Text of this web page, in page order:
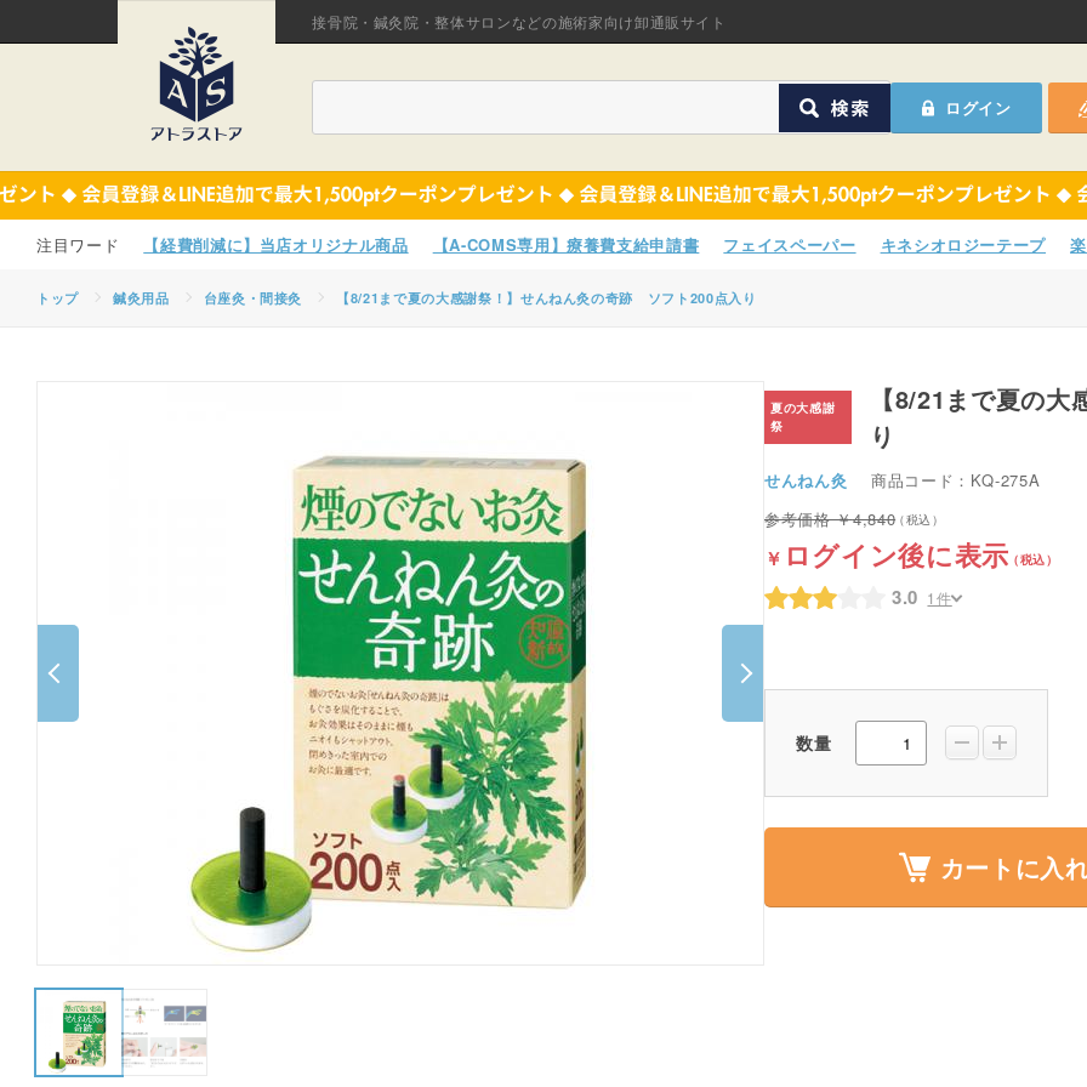
接骨院・鍼灸院・整体サロンなどの施術家向け卸通販サイト
ログイン
オリジナル商品
サポーター
ポスター・チラシ類
【経費削減に】当店オリジナル商品 【A-COMS専用】療養費支給申請書 フェイスペーパー キネシオロジーテープ
トップ 鍼灸用品 台座灸・間接灸 【8/21まで夏の大感謝祭！】せんねん灸の奇跡 ソフト200点入り
【8/21まで夏の
り
せんねん灸
商品コード：KQ-275A
4,840
ログイン後に表示
3.0 1件
数量
カートに入
ほねつぎHot
鍼灸用品
サポーター
ポスター・チラシ類